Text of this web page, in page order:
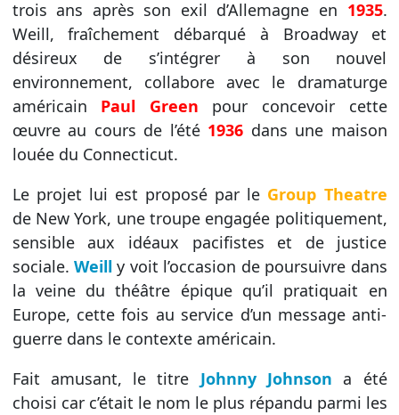
trois ans après son exil d’Allemagne en 1935.
Weill, fraîchement débarqué à Broadway et
désireux de s’intégrer à son nouvel
environnement, collabore avec le dramaturge
américain Paul Green pour concevoir cette
œuvre au cours de l’été 1936 dans une maison
louée du Connecticut.
Le projet lui est proposé par le Group Theatre
de New York, une troupe engagée politiquement,
sensible aux idéaux pacifistes et de justice
sociale. Weilly voit l’occasion de poursuivre dans
la veine du théâtre épique qu’il pratiquait en
Europe, cette fois au service d’un message anti-
guerre dans le contexte américain.
Fait amusant, le titre Johnny Johnson a été
choisi car c’était le nom le plus répandu parmi les